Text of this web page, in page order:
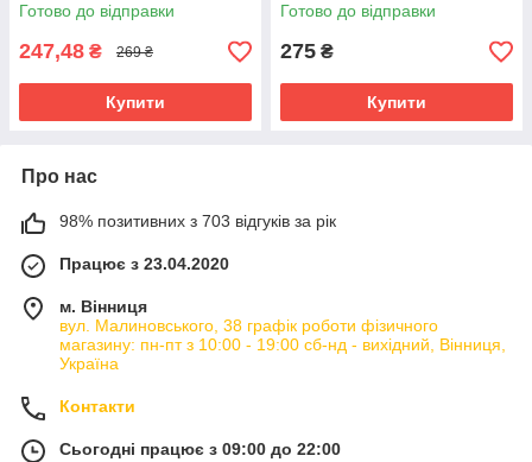
Готово до відправки
247,48 ₴ 269 ₴
Купити
Готово до відправки
275 ₴
Купити
Про нас
98% позитивних з 703 відгуків за рік
Працює з 23.04.2020
м. Вінниця
вул. Малиновського, 38 графік роботи фізичного
магазину: пн-пт з 10:00 - 19:00 сб-нд - вихідний, Вінниця,
Україна
Контакти
Сьогодні працює з 09:00 до 22:00